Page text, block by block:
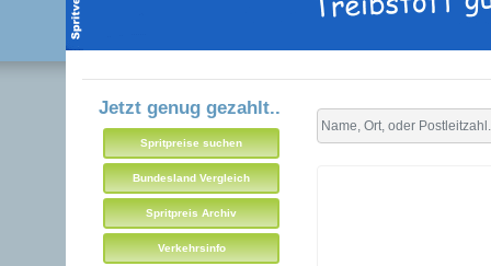
Jetzt genug gezahlt..
Spritpreise suchen
Bundesland Vergleich
Spritpreis Archiv
Verkehrsinfo